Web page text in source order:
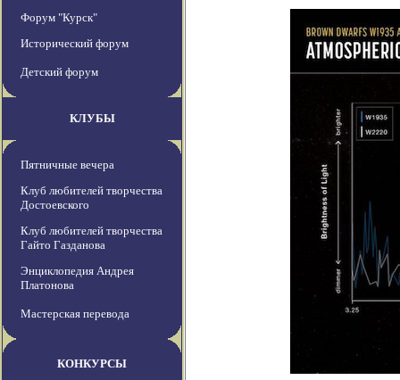
Форум "Курск"
Исторический форум
Детский форум
КЛУБЫ
Пятничные вечера
Клуб любителей творчества
Достоевского
Клуб любителей творчества
Гайто Газданова
Энциклопедия Андрея
Платонова
Мастерская перевода
КОНКУРСЫ